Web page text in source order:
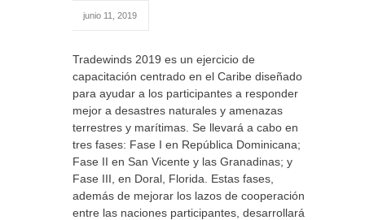
junio 11, 2019
Tradewinds 2019 es un ejercicio de
capacitación centrado en el Caribe diseñado
para ayudar a los participantes a responder
mejor a desastres naturales y amenazas
terrestres y marítimas. Se llevará a cabo en
tres fases: Fase I en República Dominicana;
Fase II en San Vicente y las Granadinas; y
Fase III, en Doral, Florida. Estas fases,
además de mejorar los lazos de cooperación
entre las naciones participantes, desarrollarán